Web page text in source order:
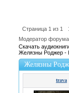
Страница 1 из 1
Модератор
Скачать
Желязны Роджер -
Желязны
trava